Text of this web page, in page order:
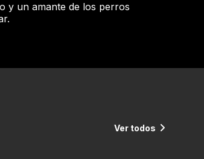
y un amante de los perros
Ver todos